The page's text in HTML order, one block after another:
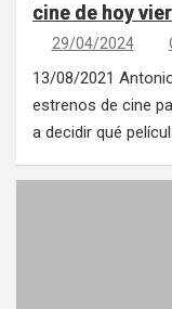
cine de hoy
29/04/2024
13/08/2021
estrenos de cine
a decidir qué